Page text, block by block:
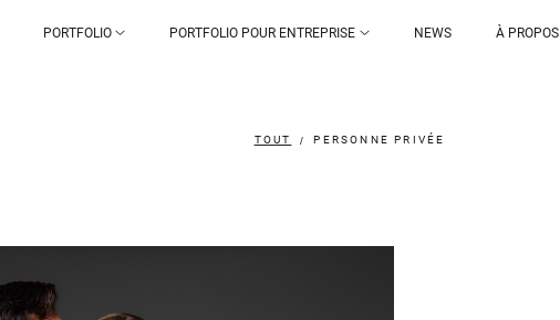
PORTFOLIO PORTFOLIO POUR ENTREPRISE NEWS À PROPOS
TOUT PERSONNE PRIVÉE